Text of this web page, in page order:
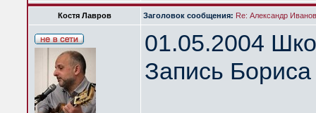
Костя Лавров Заголовок сообщения: Re: Александр
01.05.2004
Запись